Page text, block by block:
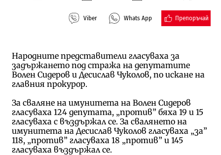
Viber Whats App Препоръчай
Народните представители гласуваха за
задържането под стража на депутатите
Волен Сидеров и Десислав Чуколов, по искане на
главния прокурор.
За сваляне на имунитета на Волен Сидеров
гласуваха 124 депутата, „против” бяха 19 и 15
гласуваха с въздържал се. За свалянето на
имунитета на Десислав Чуколов гласуваха „за”
118, „против” гласуваха 18 „против” и 145
гласуваха въздържал се.